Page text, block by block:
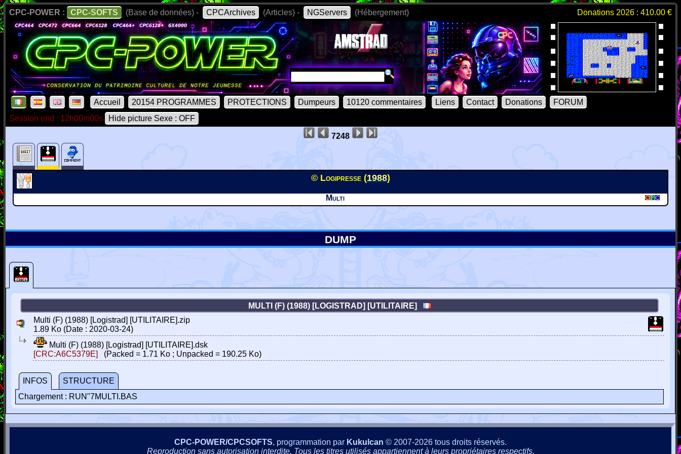
CPC-POWER : CPC-SOFTS (Base de données) - CPCArchives (Articles) - NGServers (Hébergement) Donations 2026 : 410.00 €
Accueil 20154 PROGRAMMES PROTECTIONS Dumpeurs 10120 commentaires Liens Contact Donations
FORUM
Session end : 12h00m00s
Hide picture Sexe : OFF
7248
© Logipresse (1988)
Multi
DUMP
MULTI (F) (1988) [LOGISTRAD] [UTILITAIRE]
Multi (F) (1988) [Logistrad] [UTILITAIRE].zip
1.89 Ko (Date : 2020-03-24)
Multi (F) (1988) [Logistrad] [UTILITAIRE].dsk
[CRC:A6C5379E]
(Packed = 1.71 Ko ; Unpacked = 190.25 Ko)
INFOS
STRUCTURE
Chargement : RUN"7MULTI.BAS
CPC-POWER/CPCSOFTS, programmation par Kukulcan © 2007-2026 tous droits réservés.
Reproduction sans autorisation interdite. Tous les titres utilisés appartiennent à leurs propriétaires respectifs.